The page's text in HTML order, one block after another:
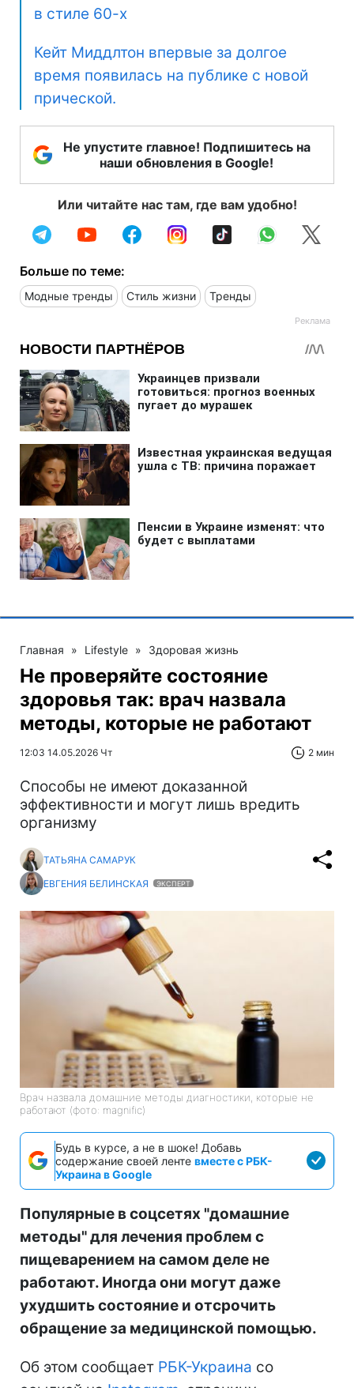
в стиле 60-х
Кейт Миддлтон впервые за долгое
время появилась на публике с новой
прической.
Не упустите главное! Подпишитесь на
наши обновления в Google!
Или читайте нас там, где вам удобно!
Больше по теме:
Модные тренды Стиль жизни Тренды
Главная » Lifestyle » Здоровая жизнь
Не проверяйте состояние
здоровья так: врач назвала
методы, которые не работают
12:03 14.05.2026 Чт 2 мин
Способы не имеют доказанной
эффективности и могут лишь вредить
организму
ТАТЬЯНА САМАРУК
ЕВГЕНИЯ БЕЛИНСКАЯ
ЭКСПЕРТ
Врач назвала домашние методы диагностики, которые не
работают (фото: magnific)
Будь в курсе, а не в шоке! Добавь
содержание своей ленте вместе с РБК-
Украина в Google
Популярные в соцсетях "домашние
методы" для лечения проблем с
пищеварением на самом деле не
работают. Иногда они могут даже
ухудшить состояние и отсрочить
обращение за медицинской помощью.
Об этом сообщает РБК-Украина со